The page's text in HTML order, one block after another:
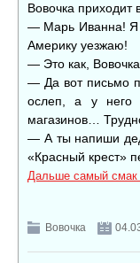
Вовочка приходит
— Марь Иванна! Я
Америку уезжаю!
— Это как,
— Да вот письмо
ослеп, а у него
магазинов…
— А ты напиши
«Красный крест»
Дальше самый
Вовочка